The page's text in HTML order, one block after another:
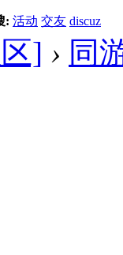
: 活动 交友 discuz
] › 同